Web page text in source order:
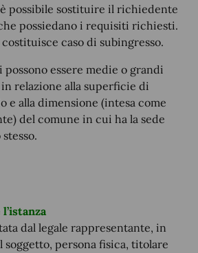
possibile sostituire il richiedente
possiedano i requisiti richiesti.
caso di subingresso.
essere medie o grandi
relazione alla superficie di
e alla dimensione (intesa come
del comune in cui ha la sede
dal legale rappresentante, in
soggetto, persona fisica, titolare